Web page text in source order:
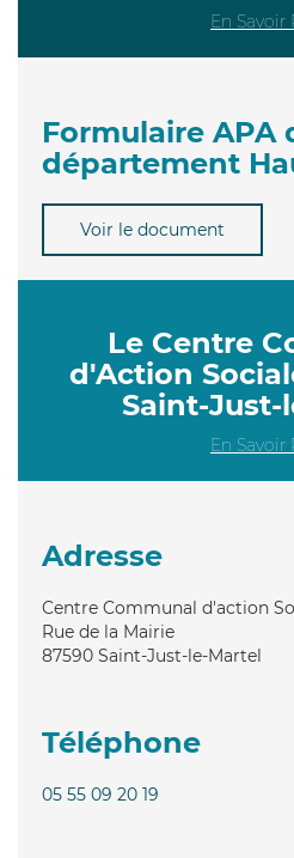
En Savoir
Formulaire APA
département
Voir le document
Le Centre
d'Action
Saint-Just-
En Savoir
Adresse
Centre Communal d'action
Rue de la Mairie
87590 Saint-Just-le-Martel
Téléphone
05 55 09 20 19